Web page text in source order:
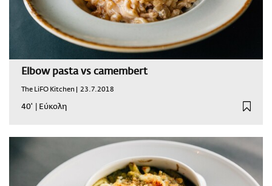
Elbow pasta vs camembert
The LiFO Kitchen | 23.7.2018
40' Εύκολη